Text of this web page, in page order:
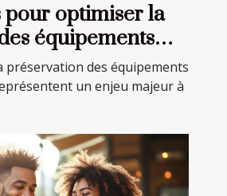
pour optimiser la
équipements
préservation des équipements
un enjeu majeur à